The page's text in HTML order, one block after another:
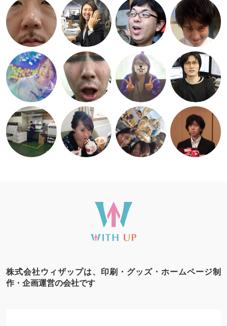
株式会社ウィザップは、印刷・グッズ・ホームページ制
作・企画運営の会社です